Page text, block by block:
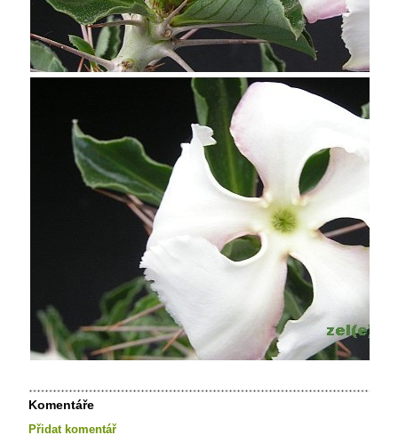
Komentáře
Přidat komentář